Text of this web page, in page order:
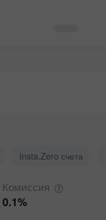
Insta.Zero счета
Комиссия
0.1%